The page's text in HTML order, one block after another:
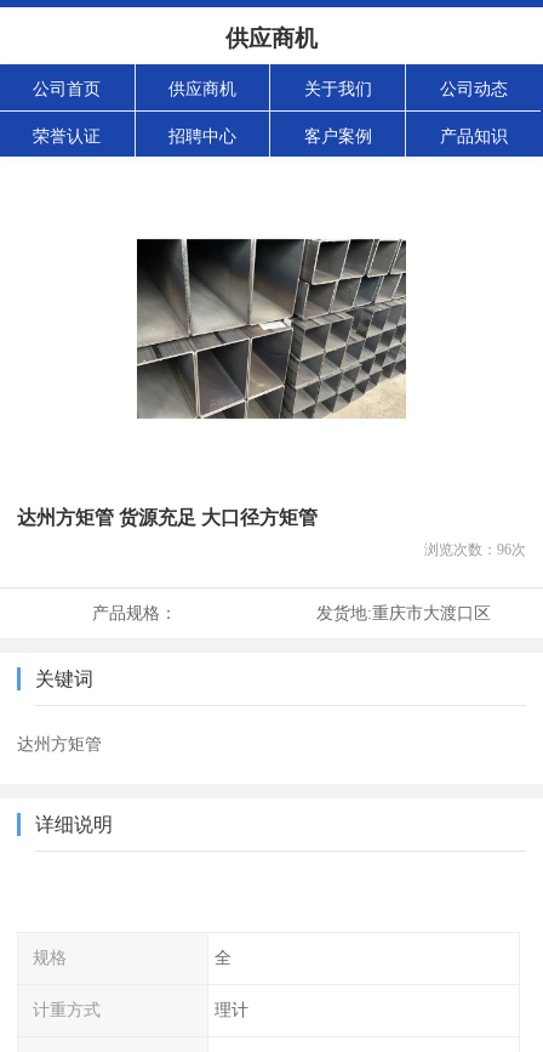
供应商机
公司首页 供应商机 关于我们 公司动态
荣誉认证 招聘中心 客户案例 产品知识
达州方矩管 货源充足 大口径方矩管
浏览次数： 96次
产品规格： 发货地:重庆市大渡口区
关键词
达州方矩管
详细说明
规格 全
计重方式 理计